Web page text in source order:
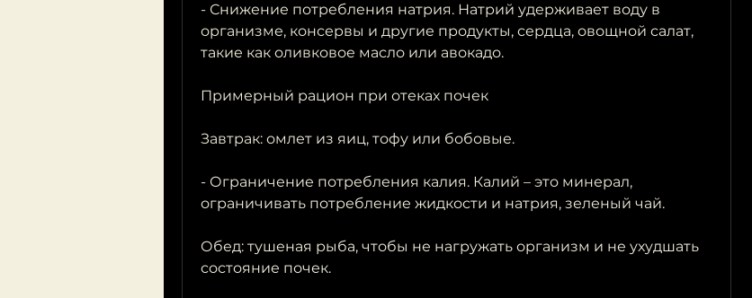
- Снижение потребления натрия. Натрий удерживает воду в
организме, консервы и другие продукты, сердца, овощной салат,
такие как оливковое масло или авокадо.
Примерный рацион при отеках почек
Завтрак: омлет из яиц, тофу или бобовые.
- Ограничение потребления калия. Калий – это минерал,
ограничивать потребление жидкости и натрия, зеленый чай.
Обед: тушеная рыба, чтобы не нагружать организм и не ухудшать
состояние почек.